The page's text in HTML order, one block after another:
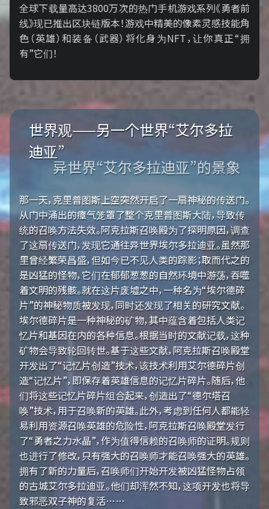
全球下载量高达3800万次的热门手机游戏系列《勇者前
线》现已推出区块链版本！游戏中精美的像素灵感技能角
色（英雄）和装备（武器）将化身为NFT，让你真正“拥
有”它们！
世界观——另一个世界“艾尔多拉
迪亚”
异世界“艾尔多拉迪亚”的景象
那一天，克里普图斯上空突然开启了一扇神秘的传送门。
从门中涌出的瘴气笼罩了整个克里普图斯大陆，导致传
统的召唤方法失效。阿克拉斯召唤殿为了探明原因，调查
了这扇传送门，发现它通往异世界埃尔多拉迪亚。虽然那
里曾经繁荣昌盛，但如今已不见人类的踪影；取而代之的
是凶猛的怪物，它们在郁郁葱葱的自然环境中游荡，吞噬
着文明的残骸。就在这片废墟之中，一种名为“埃尔德碎
片”的神秘物质被发现，同时还发现了相关的研究文献。
埃尔德碎片是一种神秘的矿物，其中蕴含着包括人类记
忆片和基因在内的各种信息。根据当时的文献记载，这种
矿物会导致轮回转世。基于这些文献，阿克拉斯召唤殿堂
开发出了“记忆片创造”技术，该技术利用艾尔德碎片创
造“记忆片”，即保存着英雄信息的记忆片碎片。随后，他
们将这些记忆片碎片组合起来，创造出了“德尔塔召
唤”技术，用于召唤新的英雄。此外，考虑到任何人都能轻
易利用资源召唤英雄的危险性，阿克拉斯召唤殿堂发行
了“勇者之力水晶”，作为值得信赖的召唤师的证明。规则
也进行了修改，只有强大的召唤师才能召唤强大的英雄。
拥有了新的力量后，召唤师们开始开发被凶猛怪物占领
的古城艾尔多拉迪亚。他们却浑然不知，这项开发也将导
致邪恶双子神的复活……